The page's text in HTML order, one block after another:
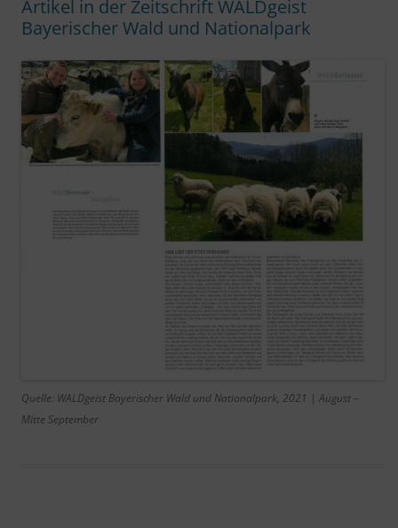
Artikel in der Zeitschrift WALDgeist
Bayerischer Wald und Nationalpark
Quelle: WALDgeist Bayerischer Wald und Nationalpark, 2021 | August –
Mitte September